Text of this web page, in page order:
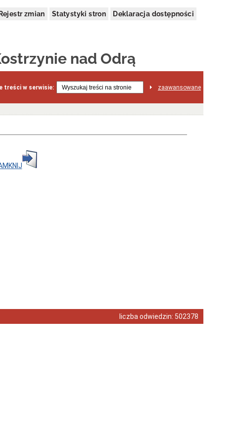
Rejestr zmian Statystyki stron Deklaracja dostępności
nad Odrą
treści w serwisie: zaawansowane
liczba odwiedzin: 502378